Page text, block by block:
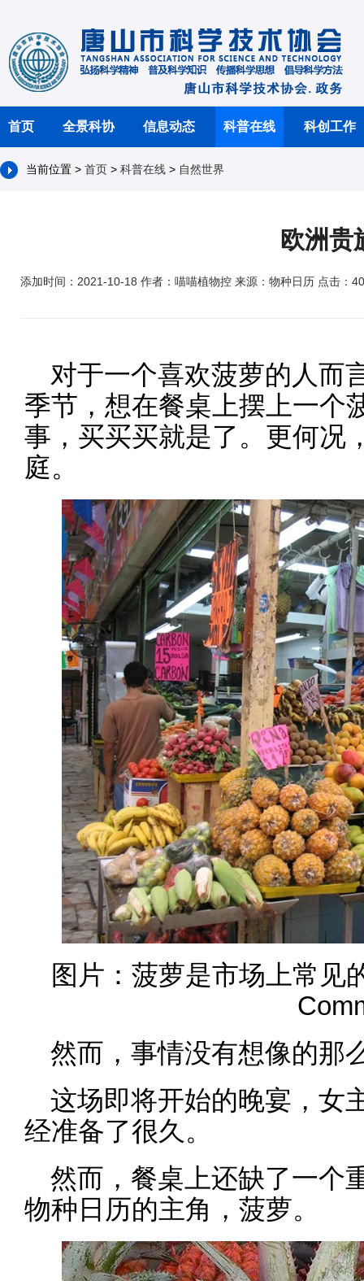
首页 全景科协 信息动态 科普在线 科创工作
当前位置 > 首页 > 科普在线 > 自然世界
欧洲贵
添加时间：2021-10-18 作者：喵喵植物控 来源：物种日历 点击：
对于一个喜欢菠萝的人而
季节，想在餐桌上摆上一个
事，买买买就是了。更何况
庭。
图片：菠萝是市场上常见
然而，事情没有想像的那
这场即将开始的晚宴，女
经准备了很久。
然而，餐桌上还缺了一个
物种日历的主角，菠萝。